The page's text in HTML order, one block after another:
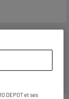
DEPOT et ses